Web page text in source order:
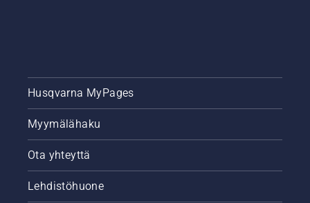
Husqvarna MyPages
Myymälähaku
Ota yhteyttä
Lehdistöhuone